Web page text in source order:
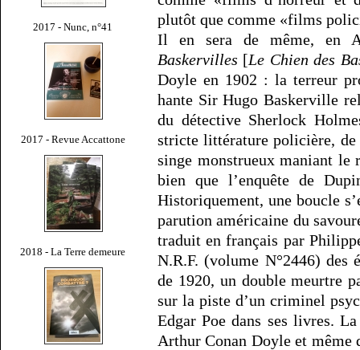
2017 - Nunc, n°41
2017 - Revue Accattone
2018 - La Terre demeure
plutôt que comme «films
Il en sera de même, en
Baskervilles [Le Chien des
Doyle en 1902 : la terreur
hante Sir Hugo Baskerville
du détective Sherlock
stricte littérature policière, de
singe monstrueux maniant le
bien que l’enquête de
Historiquement, une boucle
parution américaine du
traduit en français par
N.R.F. (volume N°2446)
de 1920, un double meurtre
sur la piste d’un criminel
Edgar Poe dans ses livres.
Arthur Conan Doyle et